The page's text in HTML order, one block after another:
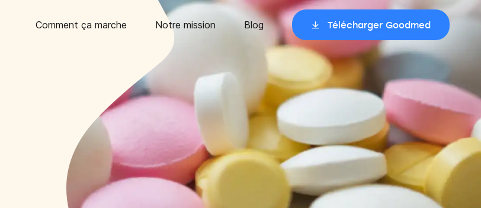
Comment ça marche Notre mission Blog Télécharger Goodmed